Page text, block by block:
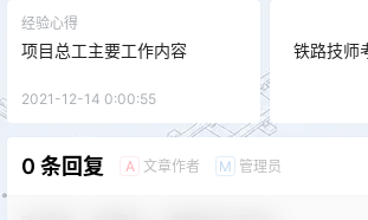
经验心得
项目总工主要工作内容
2021-12-14 0:00:55
铁路技师
0 条回复 A 文章作者 M 管理员